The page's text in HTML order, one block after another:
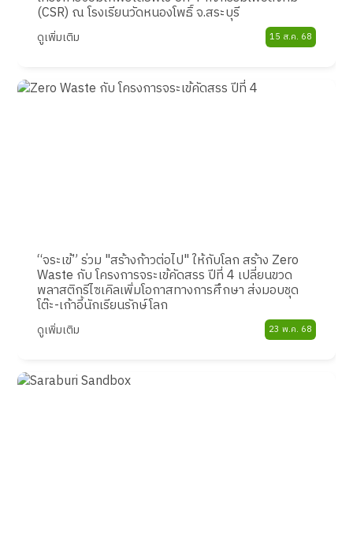
(CSR) ณ โรงเรียนวัดหนองโพธิ์ จ.สระบุรี
ดูเพิ่มเติม 15 ส.ค. 68
“จระเข้” ร่วม "สร้างก้าวต่อไป" ให้กับโลก สร้าง Zero
Waste กับ โครงการจระเข้คัดสรร ปีที่ 4 เปลี่ยนขวด
พลาสติกรีไซเคิลเพิ่มโอกาสทางการศึกษา ส่งมอบชุด
โต๊ะ-เก้าอี้นักเรียนรักษ์โลก
ดูเพิ่มเติม 23 พ.ค. 68